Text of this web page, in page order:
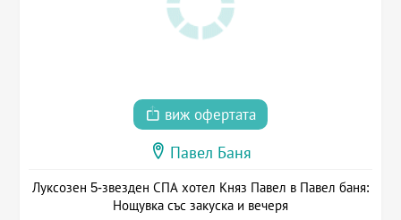
виж офертата
Павел Баня
Луксозен 5-звезден СПА хотел Княз Павел в Павел баня:
Нощувка със закуска и вечеря